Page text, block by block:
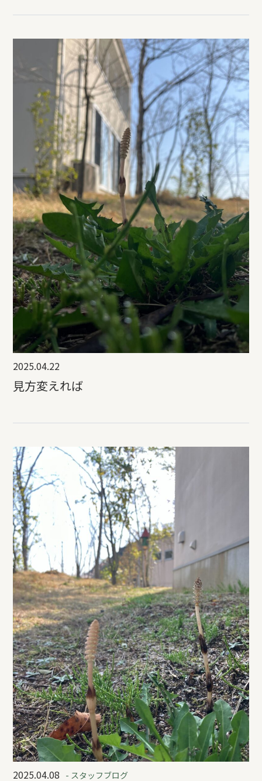
る”て感じの装いでございます。 さて本日はイロハーブ
はお休みですが、山からお届け物が届きました。
2025.04.22
見方変えれば
2025.04.08 - スタッフブログ